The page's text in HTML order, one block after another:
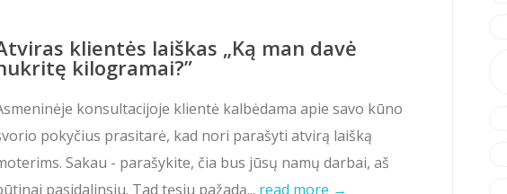
klientės laiškas „Ką man davė
kilogramai?”
konsultacijoje klientė kalbėdama apie savo kūno
pokyčius prasitarė, kad nori parašyti atvirą laišką
Sakau - parašykite, čia bus jūsų namų darbai, aš
pasidalinsiu. Tad tęsiu pažadą... read more →